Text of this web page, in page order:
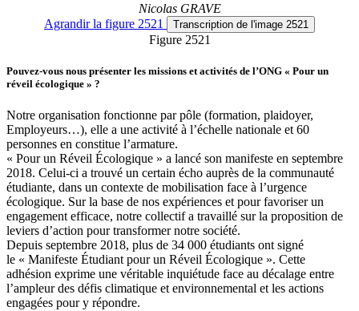
Nicolas GRAVE
Agrandirla figure 2521 Transcription de l'image 2521
Figure 2521
Pouvez-vous nous présenter les missions et activités de l’ONG « Pour un
réveil écologique » ?
Notre organisation fonctionne par pôle (formation, plaidoyer,
Employeurs…), elle a une activité à l’échelle nationale et 60
personnes en constitue l’armature.
« Pour un Réveil Écologique » a lancé son manifeste en septembre
2018. Celui-ci a trouvé un certain écho auprès de la communauté
étudiante, dans un contexte de mobilisation face à l’urgence
écologique. Sur la base de nos expériences et pour favoriser un
engagement efficace, notre collectif a travaillé sur la proposition de
leviers d’action pour transformer notre société.
Depuis septembre 2018, plus de 34 000 étudiants ont signé
le « Manifeste Étudiant pour un Réveil Écologique ». Cette
adhésion exprime une véritable inquiétude face au décalage entre
l’ampleur des défis climatique et environnemental et les actions
engagées pour y répondre.